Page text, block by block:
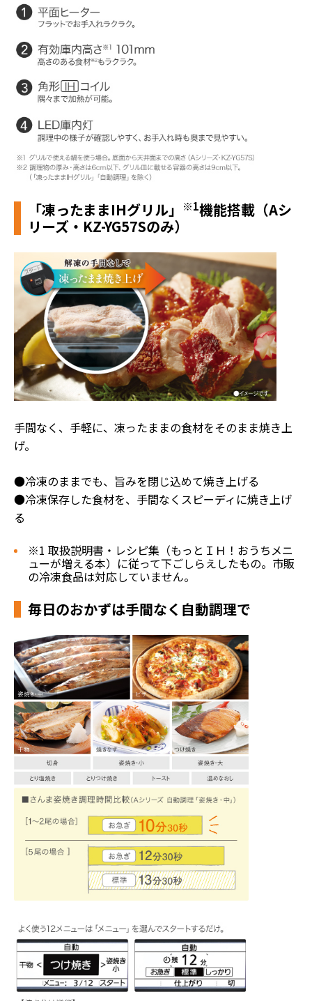
「凍ったままIHグリル」 ※1機能搭載 （Aシ
リーズ・KZ-YG57Sのみ）
手間なく、手軽に、凍ったままの食材をそのまま焼き上
げ。
●冷凍のままでも、旨みを閉じ込めて焼き上げる
●冷凍保存した食材を、手間なくスピーディに焼き上げ
る
※1 取扱説明書・レシピ集（もっとＩＨ！おうちメニ
ューが増える本）に従って下ごしらえしたもの。市販
の冷凍食品は対応していません。
毎日のおかずは手間なく自動調理で